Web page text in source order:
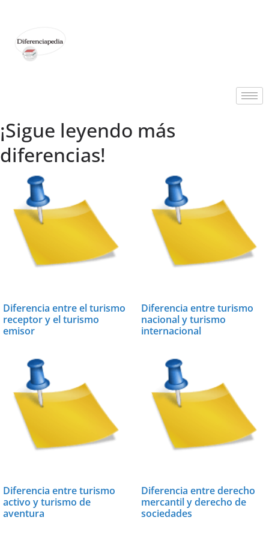
¡Sigue leyendo más
diferencias!
Diferencia entre el turismo
receptor y el turismo
emisor
Diferencia entre turismo
nacional y turismo
internacional
Diferencia entre turismo
activo y turismo de
aventura
Diferencia entre derecho
mercantil y derecho de
sociedades